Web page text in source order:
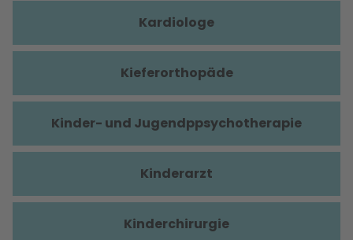
Kardiologe
Kieferorthopäde
Kinder- und Jugendppsychotherapie
Kinderarzt
Kinderchirurgie